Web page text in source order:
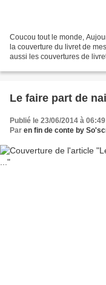
Coucou tout le monde,
la couverture du livret de
aussi les couvertures de
Le faire part de
Publié le 23/06/2014 à 06:49
Par en fin de conte by